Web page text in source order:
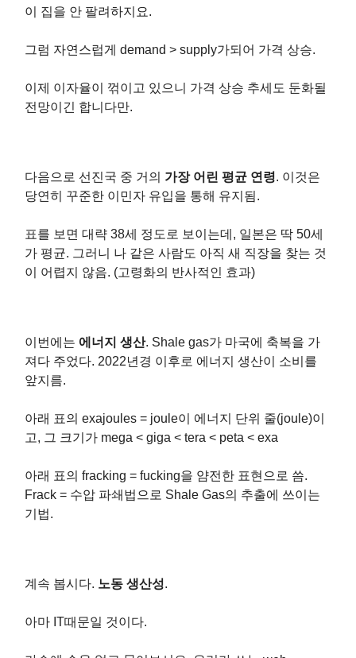
이 집을 안 팔려하지요.
그럼 자연스럽게 demand > supply가되어 가격 상승.
이제 이자율이 꺾이고 있으니 가격 상승 추세도 둔화될
전망이긴 합니다만.
다음으로 선진국 중 거의 가장 어린 평균 연령. 이것은
당연히 꾸준한 이민자 유입을 통해 유지됨.
표를 보면 대략 38세 정도로 보이는데, 일본은 딱 50세
가 평균. 그러니 나 같은 사람도 아직 새 직장을 찾는 것
이 어렵지 않음. (고령화의 반사적인 효과)
이번에는 에너지 생산. Shale gas가 마국에 축복을 가
져다 주었다. 2022년경 이후로 에너지 생산이 소비를
앞지름.
아래 표의 exajoules = joule이 에너지 단위 줄(joule)이
고, 그 크기가 mega < giga < tera < peta < exa
아래 표의 fracking = fucking을 얌전한 표현으로 씀.
Frack = 수압 파쇄법으로 Shale Gas의 추출에 쓰이는
기법.
계속 봅시다. 노동 생산성.
아마 IT때문일 것이다.